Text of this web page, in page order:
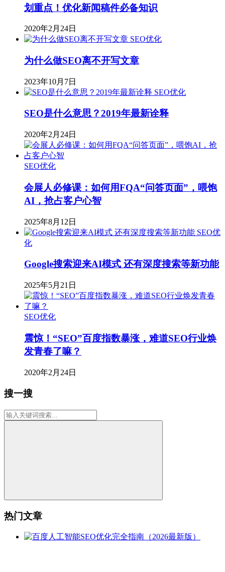
划重点！优化新闻稿件必备知识
2020年2月24日
SEO优化
为什么做SEO离不开写文章
2023年10月7日
SEO优化
SEO是什么意思？2019年最新诠释
2020年2月24日
SEO优化
会展人必修课：如何用FQA“问答页面”，喂饱
AI，抢占客户心智
2025年8月12日
SEO优
化
Google搜索迎来AI模式 还有深度搜索等新功能
2025年5月21日
SEO优化
震惊！“SEO”百度指数暴涨，难道SEO行业焕
发青春了嘛？
2020年2月24日
搜一搜
热门文章